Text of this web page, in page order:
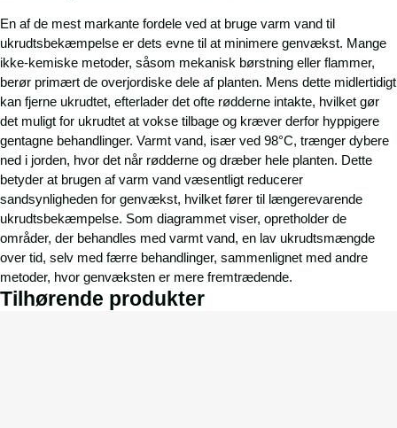
En af de mest markante fordele ved at bruge varm vand til
ukrudtsbekæmpelse er dets evne til at minimere genvækst. Mange
ikke-kemiske metoder, såsom mekanisk børstning eller flammer,
berør primært de overjordiske dele af planten. Mens dette midlertidigt
kan fjerne ukrudtet, efterlader det ofte rødderne intakte, hvilket gør
det muligt for ukrudtet at vokse tilbage og kræver derfor hyppigere
gentagne behandlinger. Varmt vand, især ved 98°C, trænger dybere
ned i jorden, hvor det når rødderne og dræber hele planten. Dette
betyder at brugen af varm vand væsentligt reducerer
sandsynligheden for genvækst, hvilket fører til længerevarende
ukrudtsbekæmpelse. Som diagrammet viser, opretholder de
områder, der behandles med varmt vand, en lav ukrudtsmængde
over tid, selv med færre behandlinger, sammenlignet med andre
metoder, hvor genvæksten er mere fremtrædende.
Tilhørende produkter